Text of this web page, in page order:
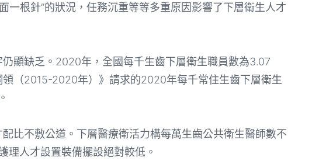
一根針”的狀況，任務沉重等等多重原因影響了下層衛生人才
缺乏。2020年，全國每千生齒下層衛生職員數為3.07
（2015-2020年）》請求的2020年每千常住生齒下層衛生
不敷公道。下層醫療衛活力構每萬生齒公共衛生醫師數不
理人才設置裝備擺設絕對較低。